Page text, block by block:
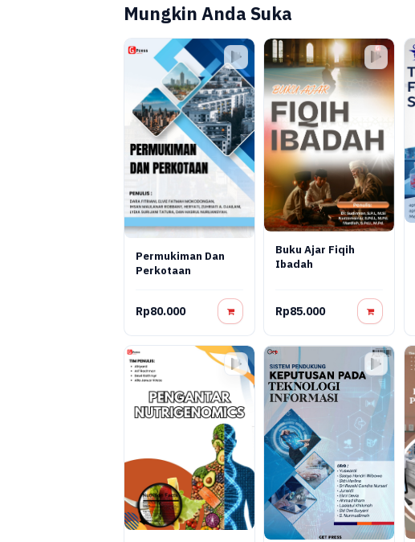
Mungkin Anda Suka
Permukiman Dan
Perkotaan
Rp80.000
Buku Ajar Fiqih
Ibadah
Rp85.000